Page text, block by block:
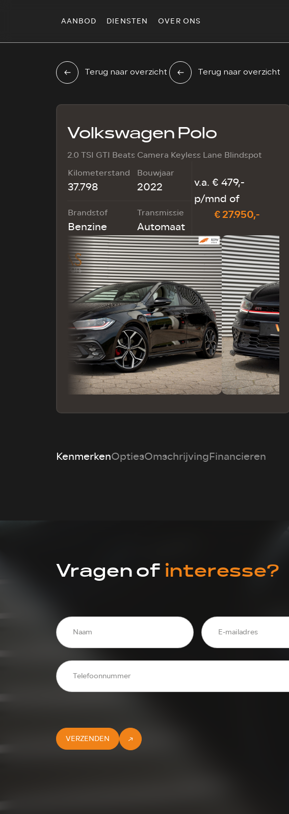
AANBOD DIENSTEN OVER ONS
Terug naar overzicht Terug naar overzicht
Volkswagen Polo
2.0 TSI GTI Beats Camera Keyless Lane Blindspot
Kilometerstand
37.798
Bouwjaar
2022
Brandstof
Benzine
Transmissie
Automaat
v.a. € 479,-
p/mnd of
€ 27.950,-
KenmerkenOptiesOmschrijvingFinancieren
Vragen of interesse?
VERZENDEN